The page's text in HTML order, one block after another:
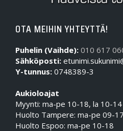
OTA MEIHIN YHTEYTTÄ!
Puhelin (Vaihde): 010 617
Sähköposti:
Y-tunnus: 0748389-3
Aukioloajat
Myynti: ma-pe 10-18, la 10-14
Huolto Tampere: ma-pe 09-17
Huolto Espoo: ma-pe 10-18